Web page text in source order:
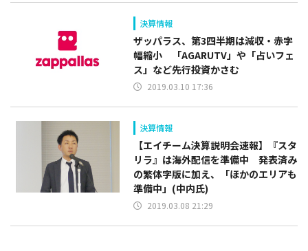
決算情報
ザッパラス、第3四半期は減収・赤字
幅縮小 「AGARUTV」や「占いフェ
ス」など先行投資かさむ
2019.03.10 17:36
決算情報
【エイチーム決算説明会速報】『スタ
リラ』は海外配信を準備中 発表済み
の繁体字版に加え、「ほかのエリアも
準備中」(中内氏)
2019.03.08 21:29